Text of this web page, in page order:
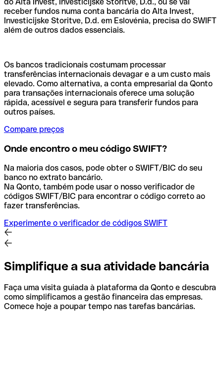
do Alta Invest, Investicijske Storitve, D.d., ou se vai
receber fundos numa conta bancária do Alta Invest,
Investicijske Storitve, D.d. em Eslovénia, precisa do SWIFT
além de outros dados essenciais.
Os bancos tradicionais costumam processar
transferências internacionais devagar e a um custo mais
elevado. Como alternativa, a conta empresarial da Qonto
para transações internacionais oferece uma solução
rápida, acessível e segura para transferir fundos para
outros países.
Compare preços
Onde encontro o meu código SWIFT?
Na maioria dos casos, pode obter o SWIFT/BIC do seu
banco no extrato bancário.
Na Qonto, também pode usar o nosso verificador de
códigos SWIFT/BIC para encontrar o código correto ao
fazer transferências.
Experimente o verificador de códigos SWIFT
Simplifique a sua atividade bancária
Faça uma visita guiada à plataforma da Qonto e descubra
como simplificamos a gestão financeira das empresas.
Comece hoje a poupar tempo nas tarefas bancárias.